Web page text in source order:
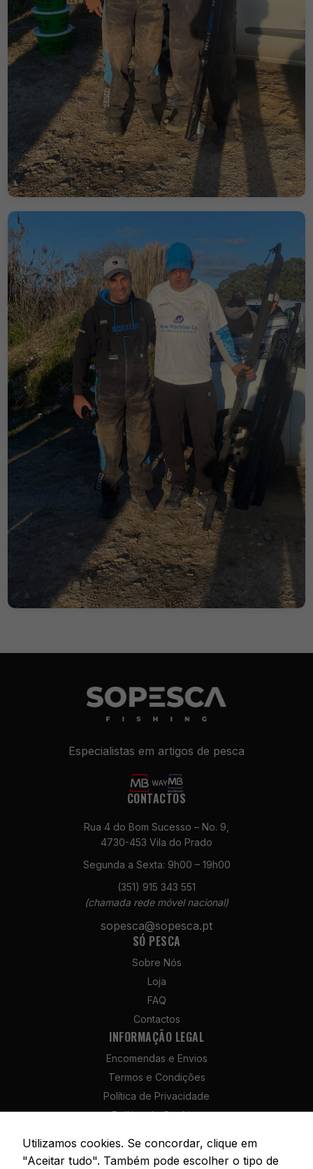
Especialistas em artigos de pesca
CONTACTOS
Rua 4 do Bom Sucesso – No. 9,
4730-453 Vila do Prado
Segunda a Sexta: 9h00 – 19h00
(351) 915 343 551
(chamada rede móvel nacional)
sopesca@sopesca.pt
SÓ PESCA
Sobre Nós
Loja
FAQ
Contactos
INFORMAÇÃO LEGAL
Encomendas e Envios
Termos e Condições
Política de Privacidade
Política de Cookies
Livro de Reclamações
Utilizamos cookies. Se concordar, clique em
"Aceitar tudo". Também pode escolher o tipo de